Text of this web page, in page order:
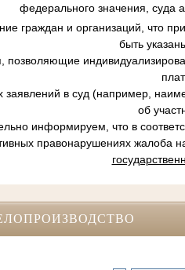
федерального значения, суда
граждан и организаций, что
быть
позволяющие
заявлений в суд (например,
об
информируем, что в
правонарушениях жалоба